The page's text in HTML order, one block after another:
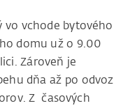
vo vchode bytového
domu už o 9.00
Zároveň je
dňa až po odvoz
Z časových